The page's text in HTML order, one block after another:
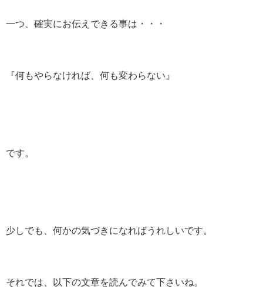
一つ、確実にお伝えできる事は・・・
『何もやらなければ、何も変わらない』
です。
少しでも、何かの気づきになればうれしいです。
それでは、以下の文章を読んでみて下さいね。